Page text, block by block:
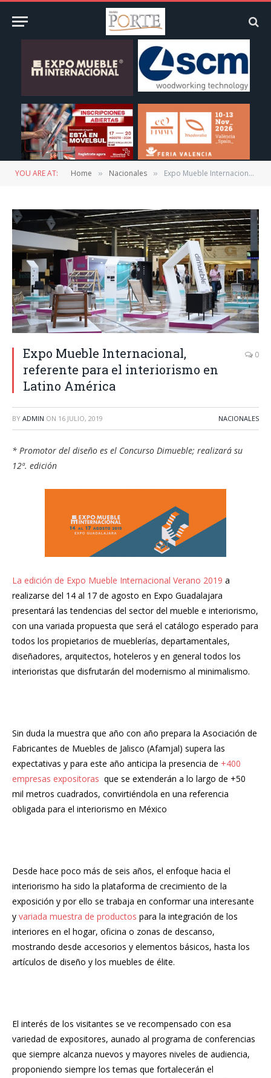
YOU ARE AT: Home » Nacionales » Expo Mueble Internacional, referente para el interiorismo en Latino América
Expo Mueble Internacional,
referente para el interiorismo en
Latino América
0
BY ADMIN ON 16 JULIO, 2019 NACIONALES
* Promotor del diseño es el Concurso Dimueble; realizará su
12ª. edición
La edición de Expo Mueble Internacional Verano 2019 a
realizarse del 14 al 17 de agosto en Expo Guadalajara
presentará las tendencias del sector del mueble e interiorismo,
con una variada propuesta que será el catálogo esperado para
todos los propietarios de mueblerías, departamentales,
diseñadores, arquitectos, hoteleros y en general todos los
interioristas que disfrutarán del modernismo al minimalismo.
Sin duda la muestra que año con año prepara la Asociación de
Fabricantes de Muebles de Jalisco (Afamjal) supera las
expectativas y para este año anticipa la presencia de +400
empresas expositoras que se extenderán a lo largo de +50
mil metros cuadrados, convirtiéndola en una referencia
obligada para el interiorismo en México
Desde hace poco más de seis años, el enfoque hacia el
interiorismo ha sido la plataforma de crecimiento de la
exposición y por ello se trabaja en conformar una interesante
y variada muestra de productos para la integración de los
interiores en el hogar, oficina o zonas de descanso,
mostrando desde accesorios y elementos básicos, hasta los
artículos de diseño y los muebles de élite.
El interés de los visitantes se ve recompensado con esa
variedad de expositores, aunado al programa de conferencias
que siempre alcanza nuevos y mayores niveles de audiencia,
proponiendo siempre los temas que fortalecerán el